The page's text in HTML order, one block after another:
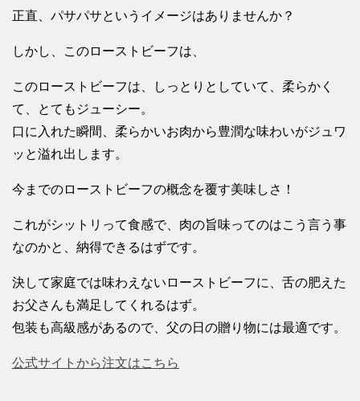
正直、パサパサというイメージはありませんか？
しかし、このローストビーフは、
このローストビーフは、しっとりとしていて、柔らかく
て、とてもジューシー。
口に入れた瞬間、柔らかいお肉から豊潤な味わいがジュワ
ッと溢れ出します。
今までのローストビーフの概念を覆す美味しさ！
これがシットリって食感で、肉の旨味ってのはこう言う事
なのかと、納得できるはずです。
決して家庭では味わえないローストビーフに、舌の肥えた
お父さんも満足してくれるはず。
包装も高級感があるので、父の日の贈り物には最適です。
公式サイトから注文はこちら